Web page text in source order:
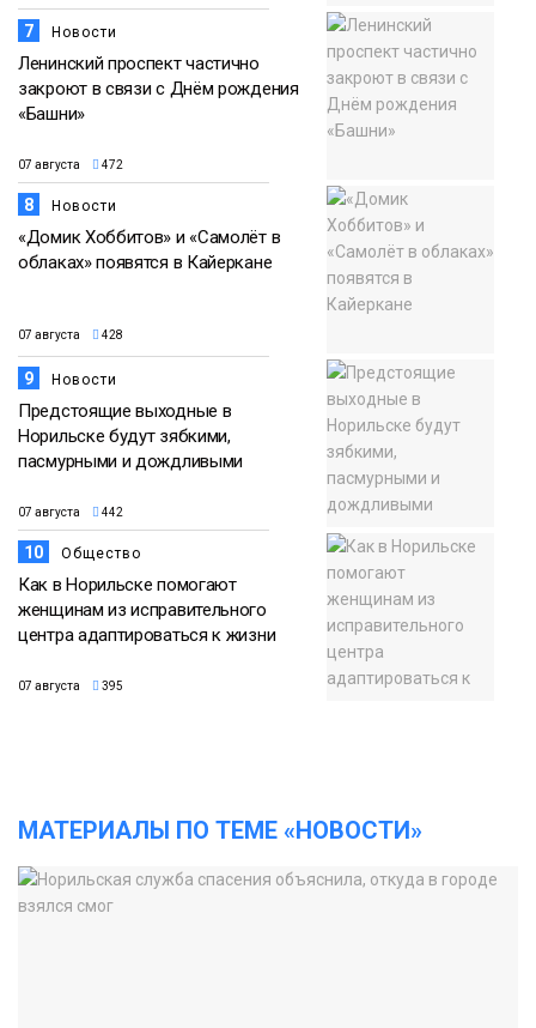
7 Новости
Ленинский проспект частично
закроют в связи с Днём рождения
«Башни»
07 августа 472
8 Новости
«Домик Хоббитов» и «Самолёт в
облаках» появятся в Кайеркане
07 августа 428
9 Новости
Предстоящие выходные в
Норильске будут зябкими,
пасмурными и дождливыми
07 августа 442
10 Общество
Как в Норильске помогают
женщинам из исправительного
центра адаптироваться к жизни
07 августа 395
МАТЕРИАЛЫ ПО ТЕМЕ «НОВОСТИ»